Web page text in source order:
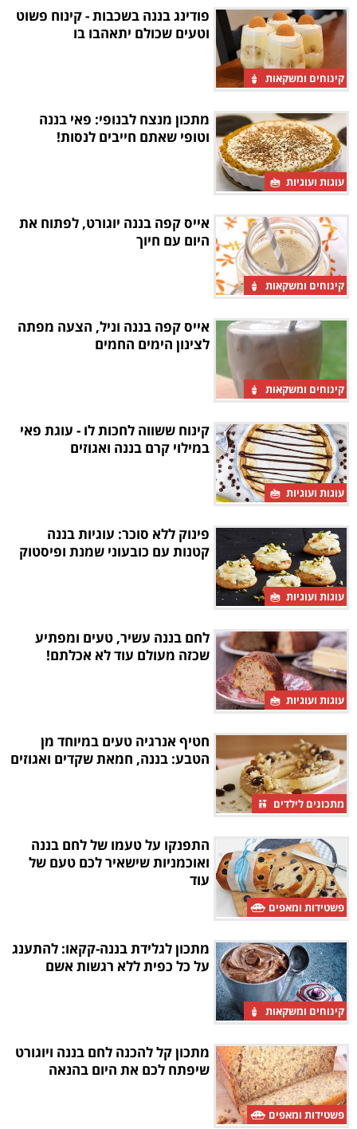
קינוחים ומשקאות
פודינג בננה בשכבות - קינוח פשוט
וטעים שכולם יתאהבו בו
עוגות ועוגיות
מתכון מנצח לבנופי: פאי בננה
וטופי שאתם חייבים לנסות!
קינוחים ומשקאות
אייס קפה בננה יוגורט, לפתוח את
היום עם חיוך
קינוחים ומשקאות
אייס קפה בננה וניל, הצעה מפתה
לצינון הימים החמים
עוגות ועוגיות
קינוח ששווה לחכות לו - עוגת פאי
במילוי קרם בננה ואגוזים
עוגות ועוגיות
פינוק ללא סוכר: עוגיות בננה
קטנות עם כובעוני שמנת ופיסטוק
עוגות ועוגיות
לחם בננה עשיר, טעים ומפתיע
שכזה מעולם עוד לא אכלתם!
מתכונים לילדים
חטיף אנרגיה טעים במיוחד מן
הטבע: בננה, חמאת שקדים ואגוזים
פשטידות ומאפים
התפנקו על טעמו של לחם בננה
ואוכמניות שישאיר לכם טעם של
עוד
קינוחים ומשקאות
מתכון לגלידת בננה-קקאו: להתענג
על כל כפית ללא רגשות אשם
פשטידות ומאפים
מתכון קל להכנה לחם בננה ויוגורט
שיפתח לכם את היום בהנאה